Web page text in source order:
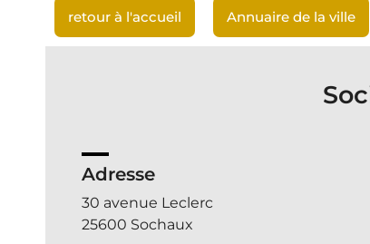
retour à l'accueil Annuaire de la ville
Adresse
30 avenue Leclerc
25600 Sochaux